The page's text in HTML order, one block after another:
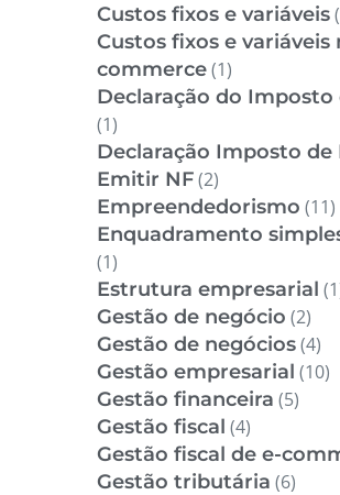
Custos fixos e variáveis
Custos fixos e variáveis
commerce(1)
Declaração do Imposto
(1)
Declaração Imposto de
Emitir NF(2)
Empreendedorismo (11)
Enquadramento
(1)
Estrutura empresarial
Gestão de negócio (2)
Gestão de negócios(4)
Gestão empresarial (10)
Gestão financeira (5)
Gestão fiscal (4)
Gestão fiscal de e-
Gestão tributária (6)